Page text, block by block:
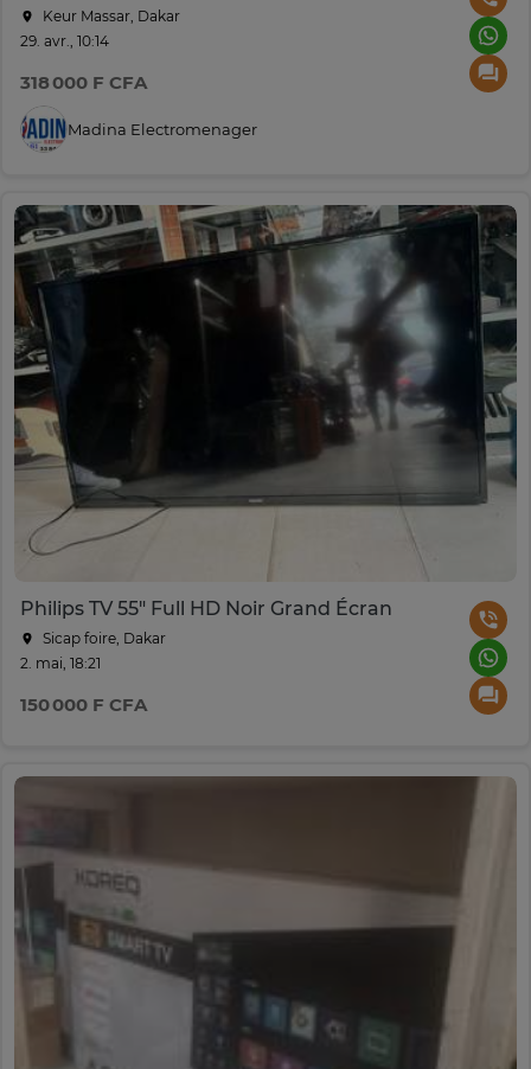
Keur Massar, Dakar
29. avr., 10:14
318 000 F CFA
Madina Electromenager
Philips TV 55" Full HD Noir Grand Écran
Sicap foire, Dakar
2. mai, 18:21
150 000 F CFA